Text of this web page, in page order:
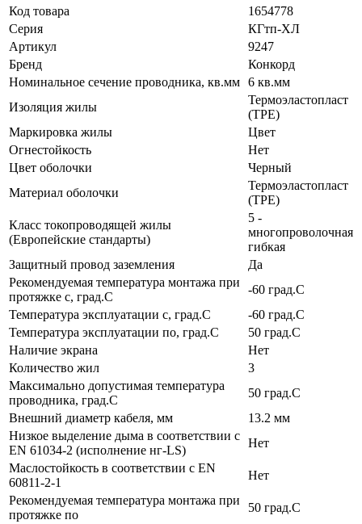
Код товара
1654778
Серия
КГтп-ХЛ
Артикул
9247
Бренд
Конкорд
Номинальное сечение проводника, кв.мм 6 кв.мм
Изоляция жилы
Термоэластопласт
(TPE)
Маркировка жилы
Цвет
Огнестойкость
Нет
Цвет оболочки
Черный
Материал оболочки
Термоэластопласт
(TPE)
Класс токопроводящей жилы
(Европейские стандарты)
5 -
многопроволочная
гибкая
Защитный провод заземления
Да
Рекомендуемая температура монтажа при
протяжке с, град.C
-60 град.C
Температура эксплуатации с, град.C
-60 град.C
Температура эксплуатации по, град.C
50 град.C
Наличие экрана
Нет
Количество жил
3
Максимально допустимая температура
проводника, град.C
50 град.C
Внешний диаметр кабеля, мм
13.2 мм
Низкое выделение дыма в соответствии с
EN 61034-2 (исполнение нг-LS)
Нет
Маслостойкость в соответствии с EN
60811-2-1
Нет
Рекомендуемая температура монтажа при
протяжке по
50 град.C